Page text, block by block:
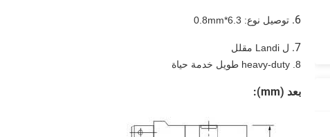
6. توصيل نوع: 6.3*0.8mm
7. ل Landi مقلل
8. heavy-duty طويل خدمة حياة
بعد (mm):